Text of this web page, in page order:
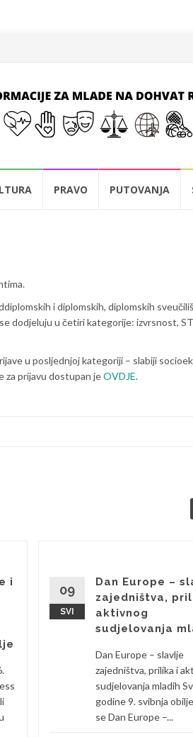
PRAVO PUTOVANJA
i diplomskih, diplomskih
dodjeluju u četiri kategorije: izvrsnost,
u posljednjoj kategoriji – slabiji
za prijavu dostupan jeOVDJE.
i
09
SVI
Dan Europe –
zajedništva,
aktivnog
sudjelovanja
Dan Europe – slavlje
zajedništva, prilika i
sudjelovanja mladih
godine 9. svibnja
se Dan Europe –...